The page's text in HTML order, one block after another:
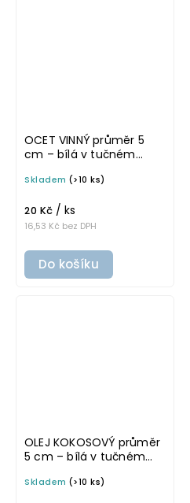
OCET VINNÝ průměr 5
cm – bílá v tučném
samolepka na
Skladem (>10 ks)
16,53 Kč bez DPH
20 Kč / ks
Do košíku
OLEJ KOKOSOVÝ průměr
5 cm – bílá v tučném
samolepka na
Skladem (>10 ks)